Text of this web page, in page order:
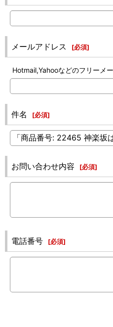
メールアドレス [必須]
Hotmail,Yahooなどのフリーメ
件名 [必須]
お問い合わせ内容 [必須]
電話番号 [必須]